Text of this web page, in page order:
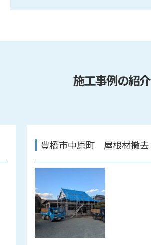
施工事例の紹介
豊橋市中原町 屋根材撤去